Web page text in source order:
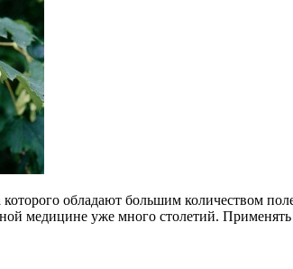
которого обладают большим количеством
медицине уже много столетий.